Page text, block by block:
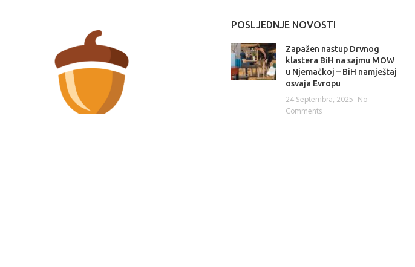
POSLJEDNJE NOVOSTI
Zapažen nastup Drvnog
klastera BiH na sajmu MOW
u Njemačkoj – BiH namještaj
osvaja Evropu
24 Septembra, 2025 No
Comments